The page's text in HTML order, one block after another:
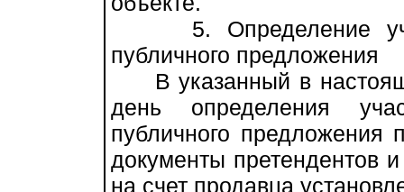
5. Определение
публичного предложения
В указанный в
день определения
публичного предложения
документы претендентов
на счет продавца